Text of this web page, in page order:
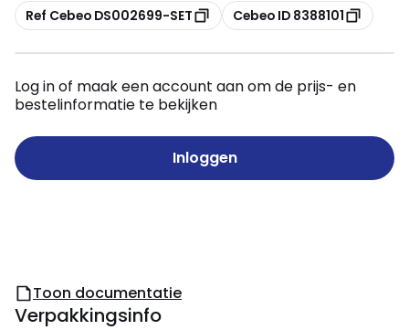
Kopiëren
Ref Cebeo DS002699-SET Kopiëren
Cebeo ID 8388101
Log in of maak een account aan om de prijs- en
bestelinformatie te bekijken
Inloggen
Toon documentatie
Verpakkingsinfo